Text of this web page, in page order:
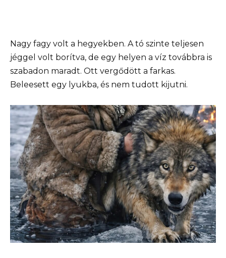
Nagy fagy volt a hegyekben. A tó szinte teljesen
jéggel volt borítva, de egy helyen a víz továbbra is
szabadon maradt. Ott vergődött a farkas.
Beleesett egy lyukba, és nem tudott kijutni.